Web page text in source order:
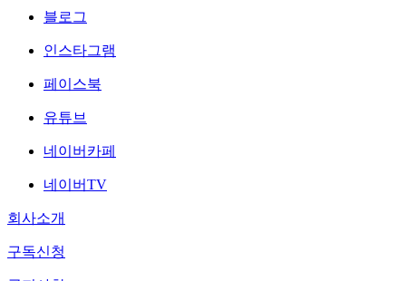
블로그
인스타그램
페이스북
유튜브
네이버카페
네이버TV
회사소개
구독신청